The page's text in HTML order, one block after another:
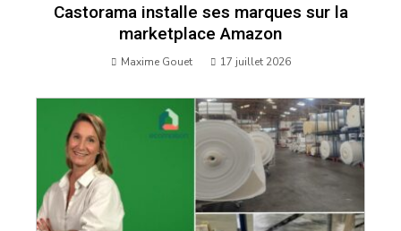
Castorama installe ses marques sur la
marketplace Amazon
Maxime Gouet 17 juillet 2026